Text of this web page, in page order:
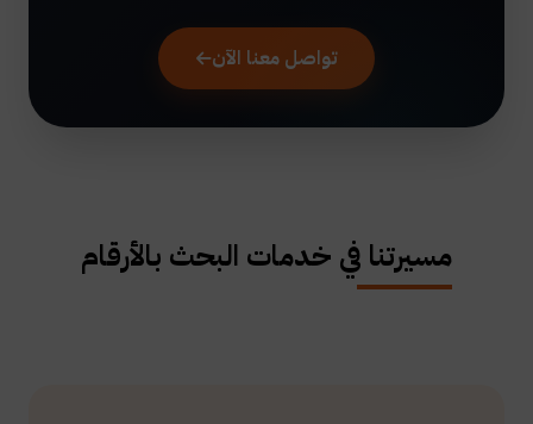
تواصل معنا الآن
مسيرتنا في خدمات البحث بالأرقام